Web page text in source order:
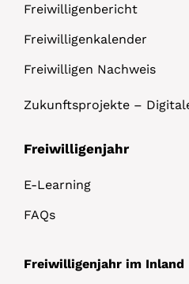
Freiwilligenbericht
Freiwilligenkalender
Freiwilligen Nachweis
Zukunftsprojekte –
Freiwilligenjahr
E-Learning
FAQs
Freiwilligenjahr im Inland